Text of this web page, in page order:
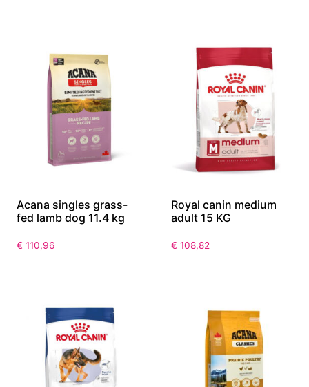
Acana singles grass-
fed lamb dog 11.4 kg
€ 110,96
Royal canin medium
adult 15 KG
€ 108,82